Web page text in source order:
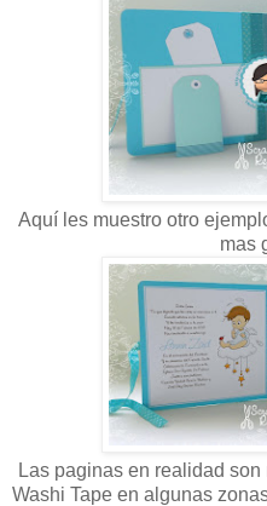
Aquí les muestro otro
mas
Las paginas en realidad
Washi Tape en algunas